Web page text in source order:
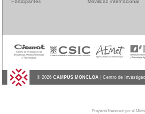
Participantes Movilidad internacional
© 2026 CAMPUS MONCLOA | Centro de
Proyecto financiado por el